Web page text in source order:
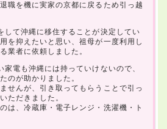
職を機に実家の京都に戻るため引っ越
して沖縄に移住することが決定してい
を抑えたいと思い、祖母が一度利用し
業者に依頼しました。
電も沖縄には持っていけないので、
のが助かりました。
せんが、引き取ってもらうことで引っ
ただきました。
は、冷蔵庫・電子レンジ・洗濯機・ト